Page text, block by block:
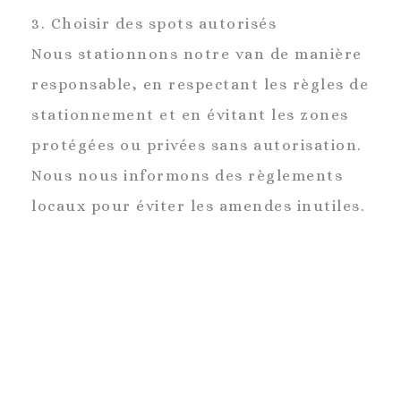
3. Choisir des spots autorisés
Nous stationnons notre van de manière
responsable, en respectant les règles de
stationnement et en évitant les zones
protégées ou privées sans autorisation.
Nous nous informons des règlements
locaux pour éviter les amendes inutiles.